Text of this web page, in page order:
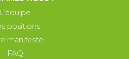
L’équipe
positions
manifeste !
FAQ